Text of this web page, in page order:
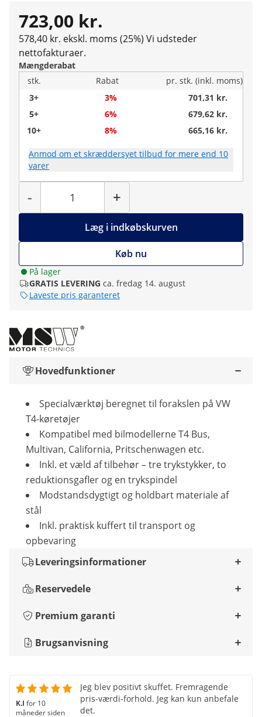
723,00 kr.
578,40 kr. ekskl. moms (25%) Vi udsteder
nettofakturaer.
Mængderabat
stk.
Rabat
pr. stk. (inkl. moms)
3+
3%
701,31 kr.
5+
6%
679,62 kr.
10+
8% 665,16 kr.
Anmod om et skræddersyet tilbud for mere end 10
varer
-
Antal
+
Læg i indkøbskurven
Køb nu
På lager
GRATIS LEVERING ca. fredag 14. august
Laveste pris garanteret
Hovedfunktioner
Specialværktøj beregnet til forakslen på VW
T4-køretøjer
Kompatibel med bilmodellerne T4 Bus,
Multivan, California, Pritschenwagen etc.
Inkl. et væld af tilbehør – tre trykstykker, to
reduktionsgafler og en trykspindel
Modstandsdygtigt og holdbart materiale af
stål
Inkl. praktisk kuffert til transport og
opbevaring
Leveringsinformationer
Reservedele
Premium garanti
Brugsanvisning
K.I for 10
måneder siden
Jeg blev positivt skuffet. Fremragende
pris-værdi-forhold. Jeg kan kun anbefale
det.